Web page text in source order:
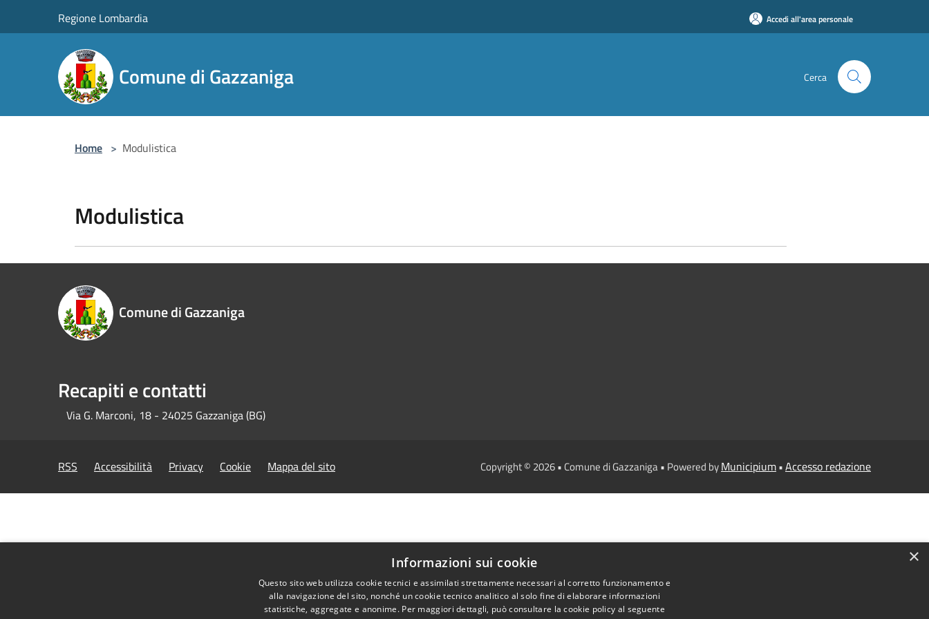
Regione Lombardia Accedi all'area personale
Comune di Gazzaniga Cerca
Home > Modulistica
Modulistica
Comune di Gazzaniga
Recapiti e contatti
Via G. Marconi, 18 - 24025 Gazzaniga (BG)
RSS Accessibilità Privacy Cookie Mappa del sito Copyright © 2026 • Comune di Gazzaniga • Powered byMunicipium•Accesso redazione
×
Informazioni sui cookie
Questo sito web utilizza cookie tecnici e assimilati strettamente necessari al corretto funzionamento e
alla navigazione del sito, nonché un cookie tecnico analitico al solo fine di elaborare informazioni
statistiche, aggregate e anonime. Per maggiori dettagli, può consultare la cookie policy al seguente